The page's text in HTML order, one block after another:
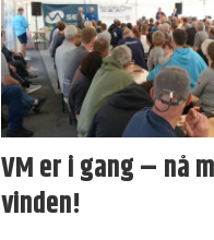
VM er i gang – nå
vinden!